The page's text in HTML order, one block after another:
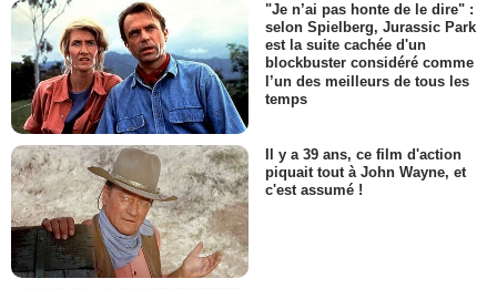
"Je n’ai pas honte de le dire" :
selon Spielberg, Jurassic Park
est la suite cachée d'un
blockbuster considéré comme
l’un des meilleurs de tous les
temps
Il y a 39 ans, ce film d'action
piquait tout à John Wayne, et
c'est assumé !